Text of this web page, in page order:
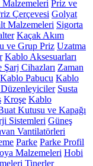
Priz ve
Çerçevesi Golyat
Malzemeleri Sigorta
Kaçak Akım
ve Grup Priz Uzatma
Kablo Aksesuarları
Şarj Cihazları Zaman
Kablo Pabucu Kablo
Susta
Kroşe Kablo
Kutusu ve Kapağı
Sistemleri Güneş
Vantilatörleri
Parke Parke Profil
Malzemeleri Hobi
Tinerler